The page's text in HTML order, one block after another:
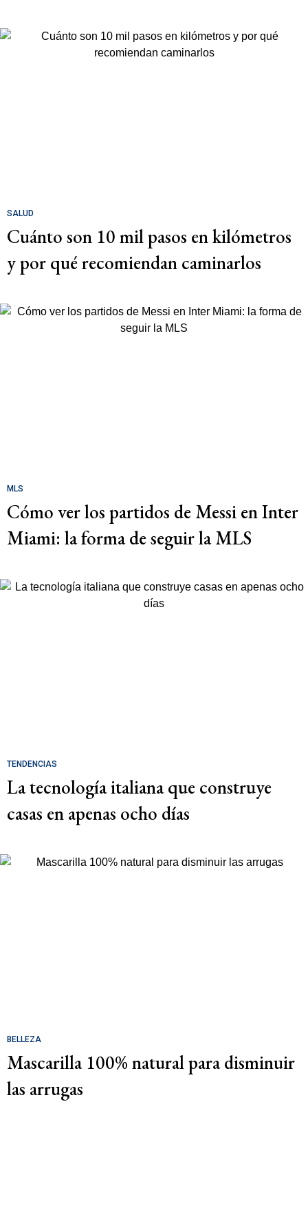
SALUD
Cuánto son 10 mil pasos en kilómetros
y por qué recomiendan caminarlos
MLS
Cómo ver los partidos de Messi en Inter
Miami: la forma de seguir la MLS
TENDENCIAS
La tecnología italiana que construye
casas en apenas ocho días
BELLEZA
Mascarilla 100% natural para disminuir
las arrugas